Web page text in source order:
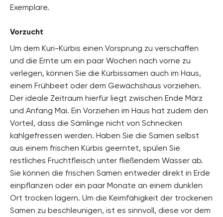
Exemplare.
Vorzucht
Um dem Kuri-Kürbis einen Vorsprung zu verschaffen
und die Ernte um ein paar Wochen nach vorne zu
verlegen, können Sie die Kürbissamen auch im Haus,
einem Frühbeet oder dem Gewächshaus vorziehen.
Der ideale Zeitraum hierfür liegt zwischen Ende März
und Anfang Mai. Ein Vorziehen im Haus hat zudem den
Vorteil, dass die Sämlinge nicht von Schnecken
kahlgefressen werden. Haben Sie die Samen selbst
aus einem frischen Kürbis geerntet, spülen Sie
restliches Fruchtfleisch unter fließendem Wasser ab.
Sie können die frischen Samen entweder direkt in Erde
einpflanzen oder ein paar Monate an einem dunklen
Ort trocken lagern. Um die Keimfähigkeit der trockenen
Samen zu beschleunigen, ist es sinnvoll, diese vor dem